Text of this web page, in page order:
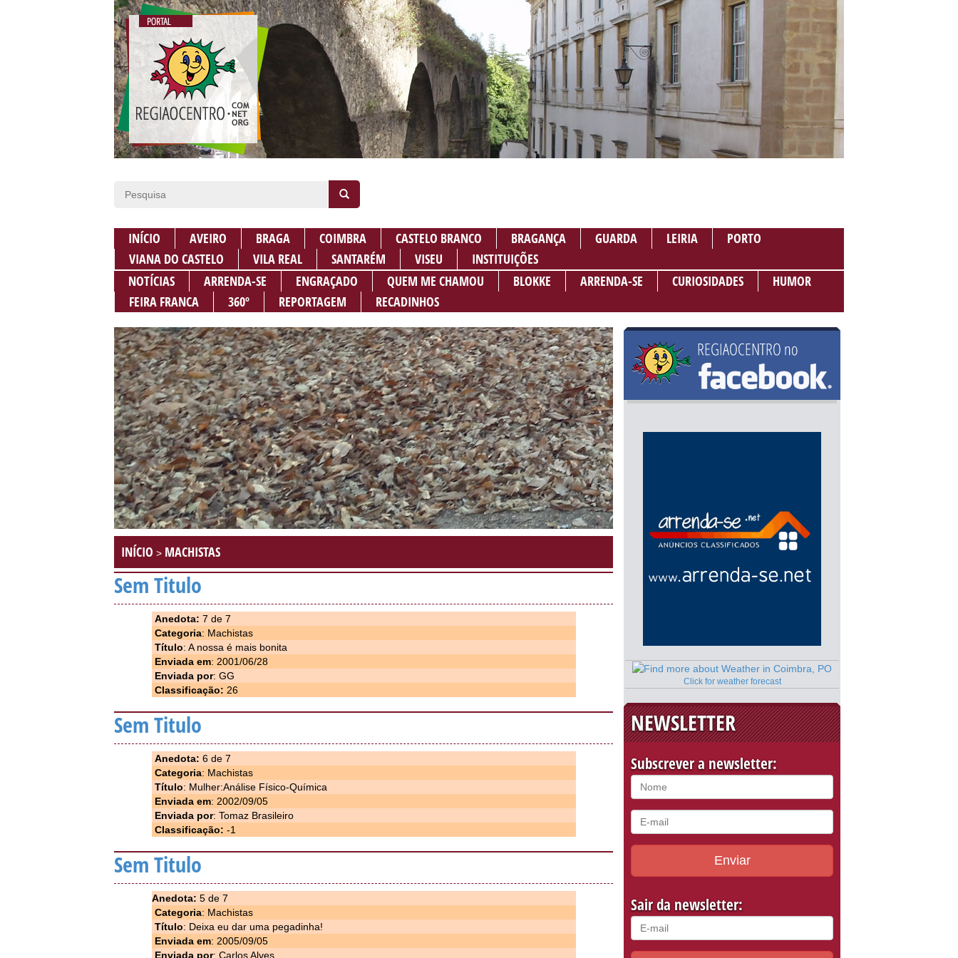
INÍCIO AVEIRO BRAGA COIMBRA CASTELO BRANCO BRAGANÇA GUARDA LEIRIA
PORTO
VIANA DO CASTELO
VILA REAL SANTARÉM VISEU
INSTITUIÇÕES
NOTÍCIAS
ARRENDA-SE ENGRAÇADO QUEM ME CHAMOU BLOKKE ARRENDA-SE CURIOSIDADES
HUMOR
FEIRA FRANCA
360º REPORTAGEM RECADINHOS
INÍCIO > MACHISTAS
Sem Titulo
Anedota: 7 de 7
Categoria: Machistas
Título: A nossa é mais bonita
Enviada em: 2001/06/28
Enviada por: GG
Classificação: 26
Sem Titulo
Anedota: 6 de 7
Categoria: Machistas
Título: Mulher:Análise Físico-Química
Enviada em: 2002/09/05
Enviada por: Tomaz Brasileiro
Classificação: -1
Sem Titulo
Anedota: 5 de 7
Categoria: Machistas
Título: Deixa eu dar uma pegadinha!
Enviada em: 2005/09/05
Enviada por: Carlos Alves
Click for weather forecast
NEWSLETTER
Subscrever a newsletter:
Enviar
Sair da newsletter: